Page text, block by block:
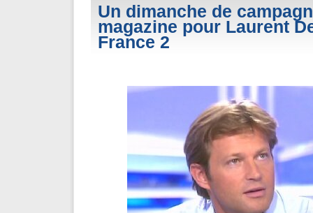
Un dimanche de
magazine pour Laurent
France 2